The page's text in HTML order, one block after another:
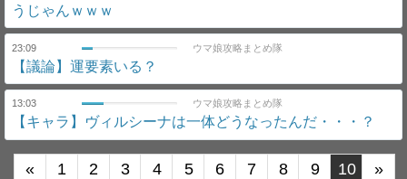
うじゃんｗｗｗ
23:09 ウマ娘攻略まとめ隊
【議論】運要素いる？
13:03 ウマ娘攻略まとめ隊
【キャラ】ヴィルシーナは一体どうなったんだ・・・？
« 1 2 3 4 5 6 7 8 9 10 »